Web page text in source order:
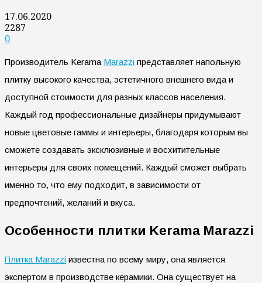
17.06.2020
2287
0
Производитель Kerama Marazzi представляет напольную
плитку высокого качества, эстетичного внешнего вида и
доступной стоимости для разных классов населения.
Каждый год профессиональные дизайнеры придумывают
новые цветовые гаммы и интерьеры, благодаря которым вы
сможете создавать эксклюзивные и восхитительные
интерьеры для своих помещений. Каждый сможет выбрать
именно то, что ему подходит, в зависимости от
предпочтений, желаний и вкуса.
Особенности плитки Kerama Marazzi
Плитка Marazzi известна по всему миру, она является
экспертом в производстве керамики. Она существует на